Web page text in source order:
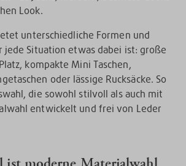
Look.
unterschiedliche Formen und
jede Situation etwas dabei ist: große
kompakte Mini Taschen,
oder lässige Rucksäcke. So
die sowohl stilvoll als auch mit
entwickelt und frei von Leder